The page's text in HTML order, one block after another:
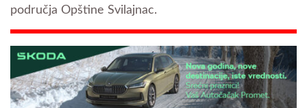
područja Opštine Svilajnac.